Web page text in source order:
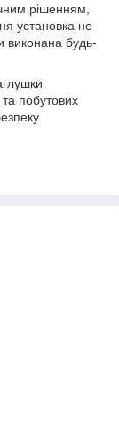
рішенням,
установка не
виконана будь-
побутових